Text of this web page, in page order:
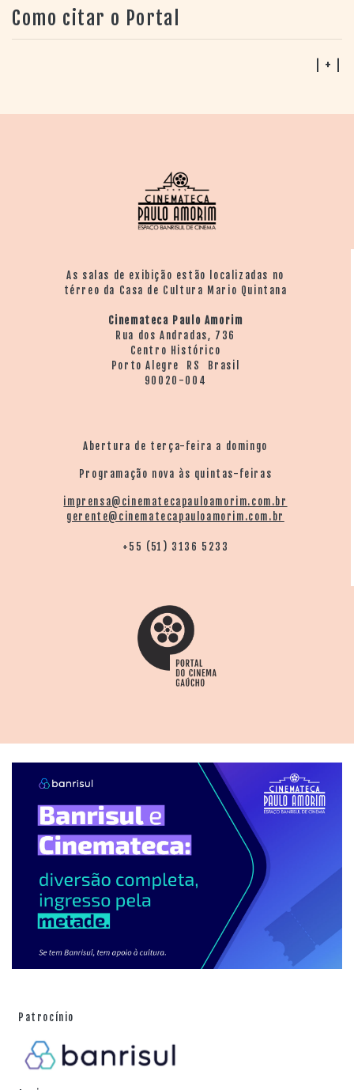
Como citar o Portal
| + |
As salas de exibição estão localizadas no
térreo da Casa de Cultura Mario Quintana
Cinemateca Paulo Amorim
Rua dos Andradas, 736
Centro Histórico
Porto Alegre RS Brasil
90020-004
Abertura de terça-feira a domingo
Programação nova às quintas-feiras
imprensa@cinematecapauloamorim.com.br
gerente@cinematecapauloamorim.com.br
+55 (51) 3136 5233
Patrocínio